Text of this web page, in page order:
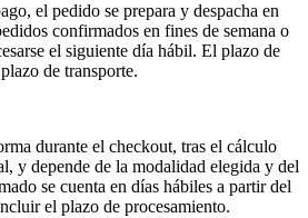
el pedido se prepara y despacha en
confirmados en fines de semana o
el siguiente día hábil. El plazo de
de transporte.
durante el checkout, tras el cálculo
y depende de la modalidad elegida y del
se cuenta en días hábiles a partir del
el plazo de procesamiento.